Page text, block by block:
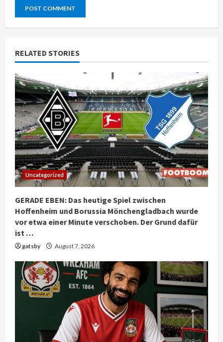
RELATED STORIES
Uncategorized
GERADE EBEN: Das heutige Spiel zwischen
Hoffenheim und Borussia Mönchengladbach wurde
vor etwa einer Minute verschoben. Der Grund dafür
ist …
gatsby August 7, 2026